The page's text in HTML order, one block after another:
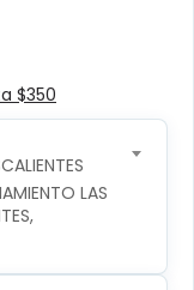
$350
LAS